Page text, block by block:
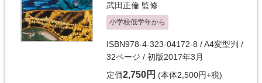
武田正倫 監修
小学校低学年から
ISBN978-4-323-04172-8 / A4変型判 /
32ページ / 初版2017年3月
定価2,750円 (本体2,500円+税)